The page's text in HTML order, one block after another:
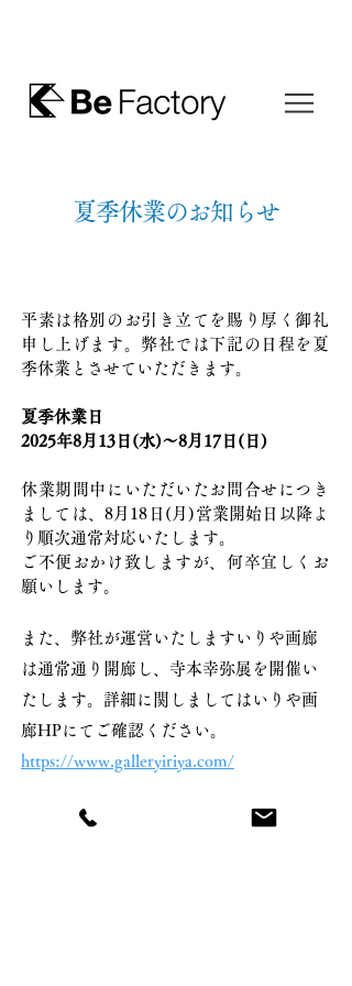
夏季休業のお知らせ
平素は格別のお引き立てを賜り厚く御礼
申し上げます。弊社では下記の日程を夏
季休業とさせていただきます。
夏季休業日
2025年8月13日(水)～8月17日(日)
休業期間中にいただいたお問合せにつき
ましては、8月18日(月)営業開始日以降よ
り順次通常対応いたします。
ご不便おかけ致しますが、何卒宜しくお
願いします。
また、弊社が運営いたしますいりや画廊
は通常通り開廊し、寺本幸弥展を開催い
たします。詳細に関しましてはいりや画
廊HPにてご確認ください。
https://www.galleryiriya.com/
ご不便おかけしますが、何卒よろしくお